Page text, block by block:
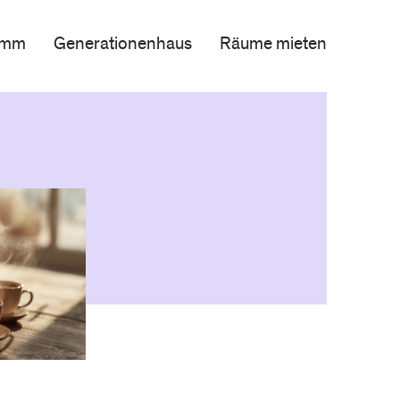
Generationenhaus Räume mieten